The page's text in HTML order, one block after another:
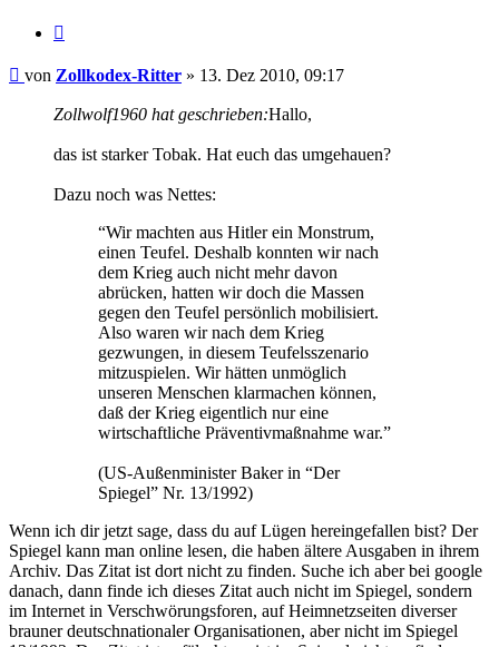
Beitrag
von Zollkodex-Ritter » 13. Dez 2010, 09:17
Zollwolf1960 hat geschrieben:Hallo,
das ist starker Tobak. Hat euch das umgehauen?
Dazu noch was Nettes:
“Wir machten aus Hitler ein Monstrum,
einen Teufel. Deshalb konnten wir nach
dem Krieg auch nicht mehr davon
abrücken, hatten wir doch die Massen
gegen den Teufel persönlich mobilisiert.
Also waren wir nach dem Krieg
gezwungen, in diesem Teufelsszenario
mitzuspielen. Wir hätten unmöglich
unseren Menschen klarmachen können,
daß der Krieg eigentlich nur eine
wirtschaftliche Präventivmaßnahme war.”
(US-Außenminister Baker in “Der
Spiegel” Nr. 13/1992)
Wenn ich dir jetzt sage, dass du auf Lügen hereingefallen bist? Der
Spiegel kann man online lesen, die haben ältere Ausgaben in ihrem
Archiv. Das Zitat ist dort nicht zu finden. Suche ich aber bei google
danach, dann finde ich dieses Zitat auch nicht im Spiegel, sondern
im Internet in Verschwörungsforen, auf Heimnetzseiten diverser
brauner deutschnationaler Organisationen, aber nicht im Spiegel